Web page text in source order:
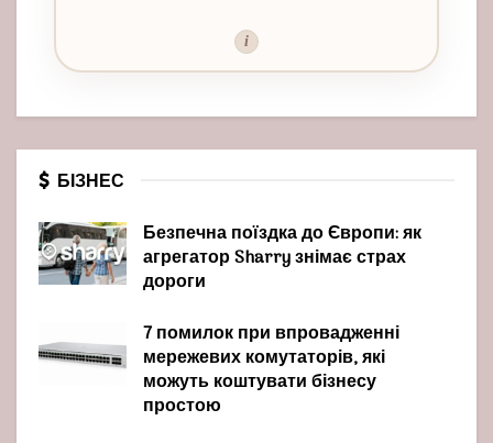
i
БІЗНЕС
Безпечна поїздка до Європи: як
агрегатор Sharry знімає страх
дороги
7 помилок при впровадженні
мережевих комутаторів, які
можуть коштувати бізнесу
простою